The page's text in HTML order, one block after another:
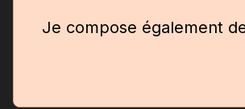
Je compose également